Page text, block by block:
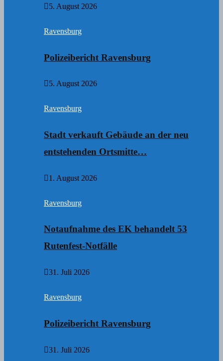
5. August 2026
Ravensburg
Polizeibericht Ravensburg
5. August 2026
Ravensburg
Stadt verkauft Gebäude an der neu
entstehenden Ortsmitte…
1. August 2026
Ravensburg
Notaufnahme des EK behandelt 53
Rutenfest-Notfälle
31. Juli 2026
Ravensburg
Polizeibericht Ravensburg
31. Juli 2026